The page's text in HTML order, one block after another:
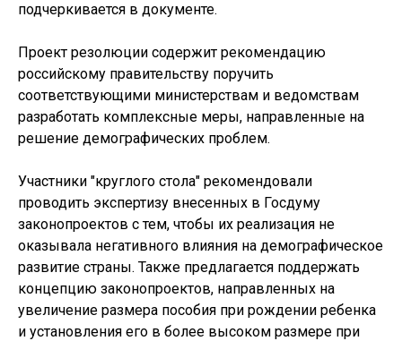
подчеркивается в документе.
Проект резолюции содержит рекомендацию
российскому правительству поручить
соответствующими министерствам и ведомствам
разработать комплексные меры, направленные на
решение демографических проблем.
Участники "круглого стола" рекомендовали
проводить экспертизу внесенных в Госдуму
законопроектов с тем, чтобы их реализация не
оказывала негативного влияния на демографическое
развитие страны. Также предлагается поддержать
концепцию законопроектов, направленных на
увеличение размера пособия при рождении ребенка
и установления его в более высоком размере при